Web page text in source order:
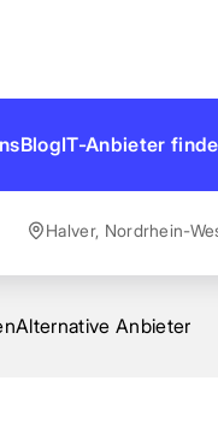
BlogIT-Anbieter
Turck
Halver, Nordrhein-
Alternative Anbieter